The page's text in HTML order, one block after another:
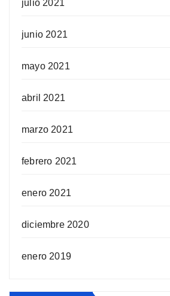
julio 2021
junio 2021
mayo 2021
abril 2021
marzo 2021
febrero 2021
enero 2021
diciembre 2020
enero 2019